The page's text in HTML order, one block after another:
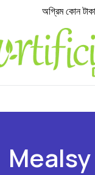
অগ্রিম কোন টাকা